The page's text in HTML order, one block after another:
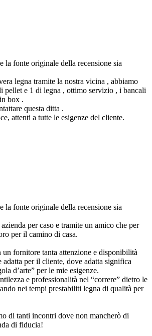
la fonte originale della recensione sia
legna tramite la nostra vicina , abbiamo
pellet e 1 di legna , ottimo servizio , i bancali
box .
questa ditta .
attenti a tutte le esigenze del cliente.
la fonte originale della recensione sia
per caso e tramite un amico che per
per il camino di casa.
fornitore tanta attenzione e disponibilità
adatta per il cliente, dove adatta significa
d’arte” per le mie esigenze.
e professionalità nel “correre” dietro le
nei tempi prestabiliti legna di qualità per
di tanti incontri dove non mancherò di
di fiducia!